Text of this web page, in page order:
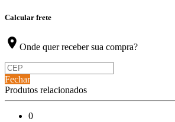
Calcular frete
location_on Onde quer receber sua compra?
Fechar
Produtos relacionados
0